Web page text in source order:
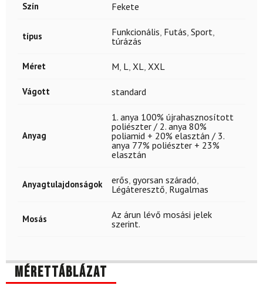
Szín Fekete
típus Funkcionális, Futás, Sport,
túrázás
Méret M, L, XL, XXL
Vágott standard
Anyag
1. anya 100% újrahasznosított
poliészter / 2. anya 80%
poliamid + 20% elasztán / 3.
anya 77% poliészter + 23%
elasztán
Anyagtulajdonságok erős, gyorsan száradó,
Légáteresztő, Rugalmas
Mosás
Az árun lévő mosási jelek
szerint.
Mérettáblázat